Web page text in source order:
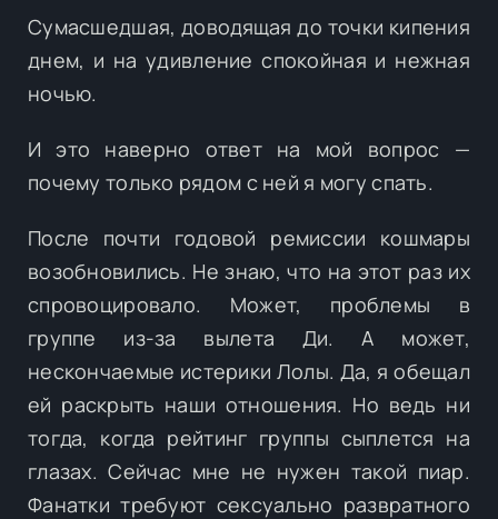
Сумасшедшая, доводящая до точки кипения
днем, и на удивление спокойная и нежная
ночью.
И это наверно ответ на мой вопрос —
почему только рядом с ней я могу спать.
После почти годовой ремиссии кошмары
возобновились. Не знаю, что на этот раз их
спровоцировало. Может, проблемы в
группе из-за вылета Ди. А может,
нескончаемые истерики Лолы. Да, я обещал
ей раскрыть наши отношения. Но ведь ни
тогда, когда рейтинг группы сыплется на
глазах. Сейчас мне не нужен такой пиар.
Фанатки требуют сексуально развратного